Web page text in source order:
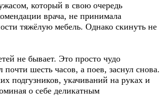
который в свою очередь
врача, не принимала
тяжёлую мебель. Однако скинуть не
не бывает. Это просто чудо
шесть часов, а поев, заснул снова.
подгузников, укачиваний на руках и
о себе деликатным